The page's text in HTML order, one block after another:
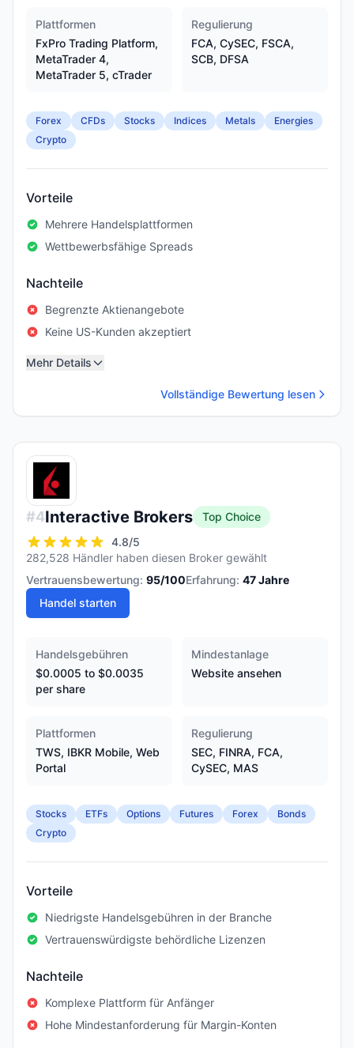
Plattformen
FxPro Trading Platform,
MetaTrader 4,
MetaTrader 5, cTrader
Regulierung
FCA, CySEC, FSCA,
SCB, DFSA
Forex CFDs Stocks Indices Metals
Energies
Crypto
Vorteile
Mehrere Handelsplattformen
Wettbewerbsfähige Spreads
Nachteile
Begrenzte Aktienangebote
Keine US-Kunden akzeptiert
Mehr Details
Vollständige Bewertung lesen
#4Interactive Brokers
Top Choice
4.8/5
282,528 Händler haben diesen Broker gewählt
Vertrauensbewertung: 95/100Erfahrung: 47Jahre
Handel starten
Handelsgebühren
$0.0005 to $0.0035
per share
Mindestanlage
Website ansehen
Plattformen
TWS, IBKR Mobile, Web
Portal
Regulierung
SEC, FINRA, FCA,
CySEC, MAS
Stocks ETFs Options Futures Forex
Bonds
Crypto
Vorteile
Niedrigste Handelsgebühren in der Branche
Vertrauenswürdigste behördliche Lizenzen
Nachteile
Komplexe Plattform für Anfänger
Hohe Mindestanforderung für Margin-Konten